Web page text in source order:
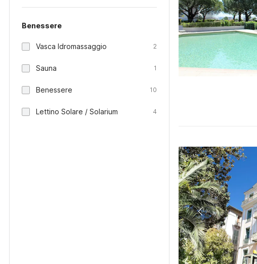
Benessere
Vasca Idromassaggio 2
Sauna 1
Benessere 10
Lettino Solare / Solarium 4